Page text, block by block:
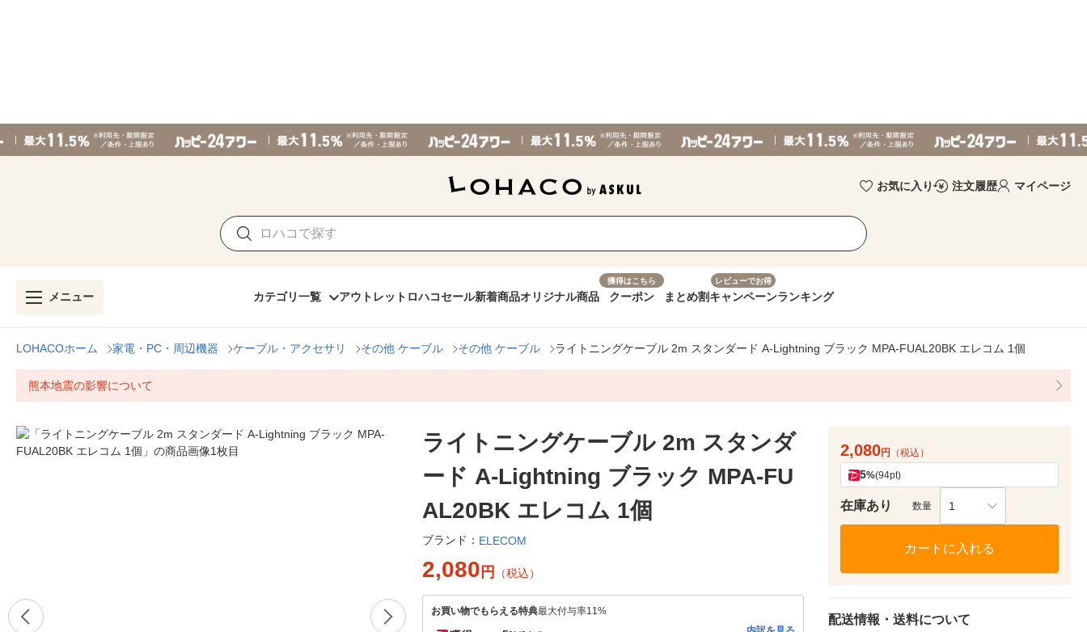
お気に入り 注文履歴 マイページ
メニュー カテゴリ一覧 アウトレット ロハコセール新着商品オリジナル商品
獲得はこちら
クーポン まとめ割
レビューでお得
キャンペーンランキング
LOHACOホーム 家電・PC・周辺機器 ケーブル・アクセサリ その他 ケーブル その他 ケーブル ライトニングケーブル 2m スタンダード A-Lightning ブラック MPA-FUAL20BK エレコム 1個
熊本地震の影響について
ライトニングケーブル 2m スタンダ
ード A-Lightning ブラック MPA-FU
AL20BK エレコム 1個
ブランド： ELECOM
2,080 円 （税込）
お買い物でもらえる特典最大付与率11%
2,080円 （税込）
5%(94pt)
在庫あり 数量 1
カートに入れる
配送情報・送料について